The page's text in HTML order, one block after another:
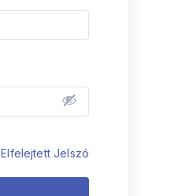
Elfelejtett Jelszó